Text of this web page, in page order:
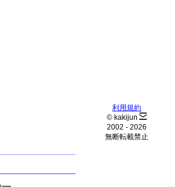
利用規約
© kakijun
2002 - 2026
無断転載禁止